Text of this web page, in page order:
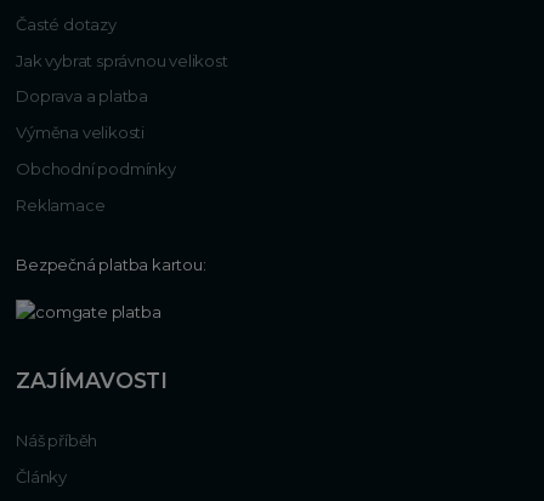
Časté dotazy
Jak vybrat správnou velikost
Doprava a platba
Výměna velikosti
Obchodní podmínky
Reklamace
Bezpečná platba kartou:
ZAJÍMAVOSTI
Náš příběh
Články